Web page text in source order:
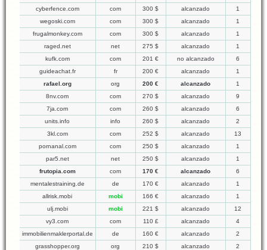
cyberfence.com
com 300 $ alcanzado
1
wegoski.com
com 300 $ alcanzado
1
frugalmonkey.com
com 300 $ alcanzado
1
raged.net
net 275 $ alcanzado
1
kufk.com
com 201 € no alcanzado
6
guideachat.fr
fr 200 € alcanzado
1
rafael.org
org 200 € alcanzado
1
8nv.com
com 270 $ alcanzado
9
7ja.com
com 260 $ alcanzado
6
units.info
info 260 $ alcanzado
2
3kl.com
com 252 $ alcanzado
13
pornanal.com
com 250 $ alcanzado
1
par5.net
net 250 $ alcanzado
1
frutopia.com
com 170 € alcanzado
6
mentalestraining.de
de 170 € alcanzado
1
allrisk.mobi
mobi 166 € alcanzado
1
ulj.mobi
mobi 221 $ alcanzado
12
vy3.com
com 110 £ alcanzado
4
immobilienmaklerportal.de
de 160 € alcanzado
2
grasshopper.org
org 210 $ alcanzado
2